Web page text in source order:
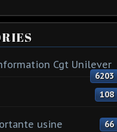
Cgt Unilever
6203
108
usine 66